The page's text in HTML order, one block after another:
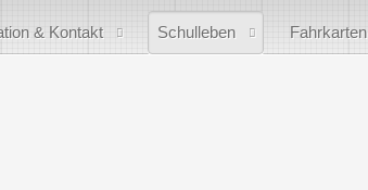
& Kontakt Schulleben Fahrkarten